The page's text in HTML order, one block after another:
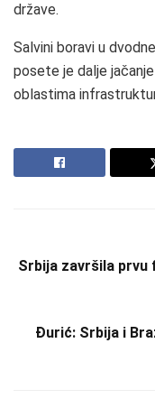
države.
Salvini boravi u
posete je dalje
oblastima
Srbija završila prvu
Đurić: Srbija i